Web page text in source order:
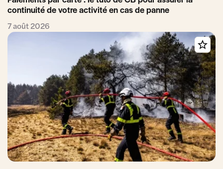
continuité de votre activité en cas de panne
7 août 2026